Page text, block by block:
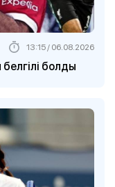
болды
13:15 / 06.08.2026